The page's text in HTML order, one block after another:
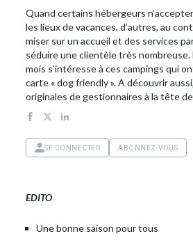
Quand certains hébergeurs
les lieux de vacances, d’autres, au
miser sur un accueil et des services
séduire une clientèle très
mois s’intéresse à ces campings qui
carte « dog friendly ». A découvrir
originales de gestionnaires à la tête
SE CONNECTER ABONNEZ-VOUS
EDITO
Une bonne saison pour tous